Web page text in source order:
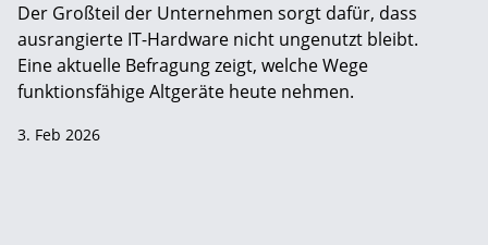
Der Großteil der Unternehmen sorgt dafür, dass
ausrangierte IT-Hardware nicht ungenutzt bleibt.
Eine aktuelle Befragung zeigt, welche Wege
funktionsfähige Altgeräte heute nehmen.
3. Feb 2026